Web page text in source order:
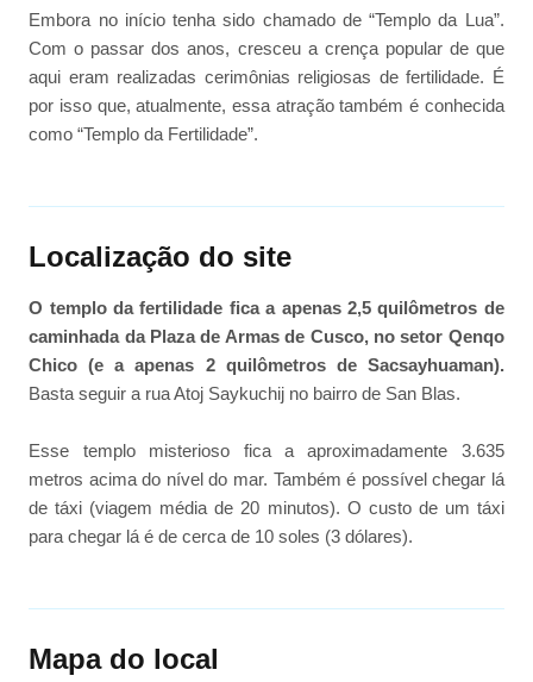
Embora no início tenha sido chamado de “Templo da Lua”.
Com o passar dos anos, cresceu a crença popular de que
aqui eram realizadas cerimônias religiosas de fertilidade. É
por isso que, atualmente, essa atração também é conhecida
como “Templo da Fertilidade”.
Localização do site
O templo da fertilidade fica a apenas 2,5 quilômetros de
caminhada da Plaza de Armas de Cusco, no setor Qenqo
Chico (e a apenas 2 quilômetros de Sacsayhuaman).
Basta seguir a rua Atoj Saykuchij no bairro de San Blas.
Esse templo misterioso fica a aproximadamente 3.635
metros acima do nível do mar. Também é possível chegar lá
de táxi (viagem média de 20 minutos). O custo de um táxi
para chegar lá é de cerca de 10 soles (3 dólares).
Mapa do local